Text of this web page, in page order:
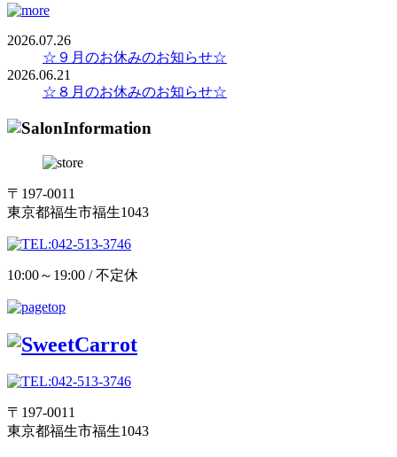
2026.07.26
☆９月のお休みのお知らせ☆
2026.06.21
☆８月のお休みのお知らせ☆
〒197-0011
東京都福生市福生1043
10:00～19:00 / 不定休
〒197-0011
東京都福生市福生1043